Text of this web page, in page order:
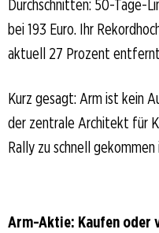
Durchschnitten: 50-Tage-
bei 193 Euro. Ihr
aktuell 27 Prozent
Kurz gesagt: Arm ist kein
der zentrale Architekt für
Rally zu schnell gekommen
Arm-Aktie: Kaufen oder